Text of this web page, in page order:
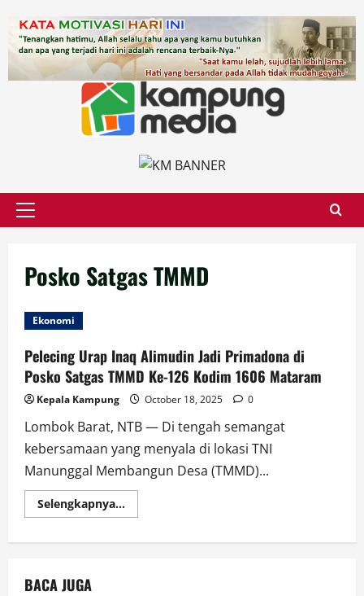
content
Primary
Posko Satgas TMMD
Ekonomi
Pelecing Urap Inaq Alimudin Jadi Primadona di
Posko Satgas TMMD Ke-126 Kodim 1606 Mataram
Kepala Kampung October 18, 2025 0
Lombok Barat, NTB — Di tengah semangat
kebersamaan yang menyala di lokasi TNI
Manunggal Membangun Desa (TMMD)...
Selengkapnya...Read
more
BACA JUGA